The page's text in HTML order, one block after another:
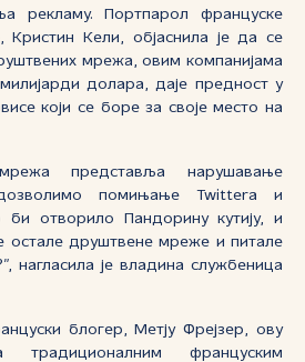
рекламу. Портпарол француске
Кристин Кели, објаснила је да се
мрежа, овим компанијама
долара, даје предност у
који се боре за своје место на
представља нарушавање
помињање Twittera и
би отворило Пандорину кутију, и
остале друштвене мреже и питале
нагласила је владина службеница
блогер, Метју Фрејзер, ову
традиционалним француским